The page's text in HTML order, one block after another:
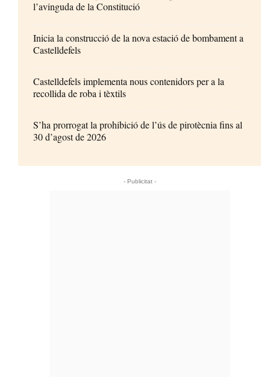
l’avinguda de la Constitució
Inicia la construcció de la nova estació de bombament a
Castelldefels
Castelldefels implementa nous contenidors per a la
recollida de roba i tèxtils
S’ha prorrogat la prohibició de l’ús de pirotècnia fins al
30 d’agost de 2026
- Publicitat -